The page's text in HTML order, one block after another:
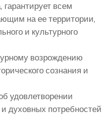
гарантирует всем
на ее территории,
и культурного
возрождению
сознания и
удовлетворении
духовных потребностей